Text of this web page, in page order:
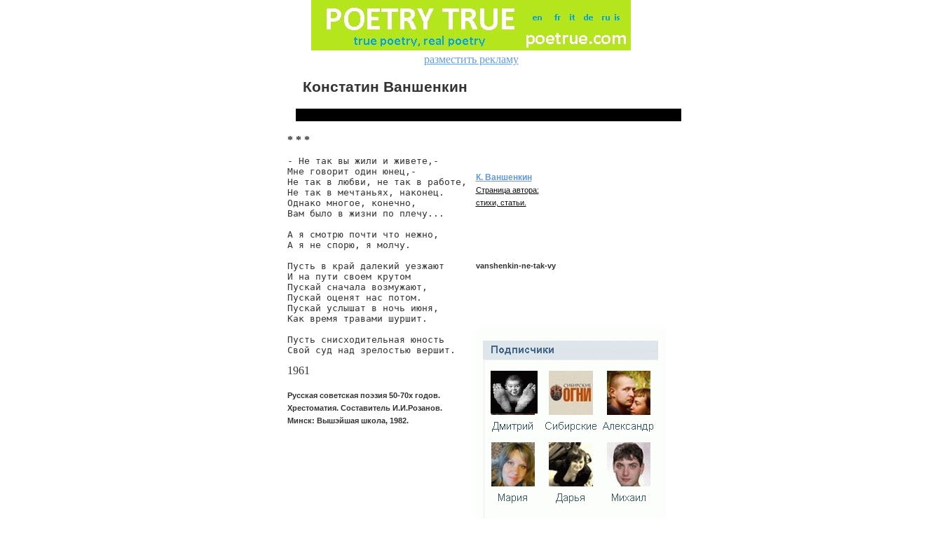
разместить рекламу
Констатин Ваншенкин
* * *
- Не так вы жили и живете,-
Мне говорит один юнец,-
Не так в любви, не так в работе,
Не так в мечтаньях, наконец.
Однако многое, конечно,
Вам было в жизни по плечу...
А я смотрю почти что нежно,
А я не спорю, я молчу.
Пусть в край далекий уезжают
И на пути своем крутом
Пускай сначала возмужают,
Пускай оценят нас потом.
Пускай услышат в ночь июня,
Как время травами шуршит.
Пусть снисходительная юность
Свой суд над зрелостью вершит.
1961
Русская советская поэзия 50-70х годов.
Хрестоматия. Составитель И.И.Розанов.
Минск: Вышэйшая школа, 1982.
К. Ваншенкин
Страница автора:
стихи, статьи.
vanshenkin-ne-tak-vy